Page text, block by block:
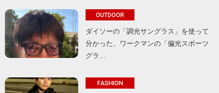
OUTDOOR
ダイソーの「調光サングラス」を使って
分かった、ワークマンの「偏光スポーツ
グラ…
FASHION